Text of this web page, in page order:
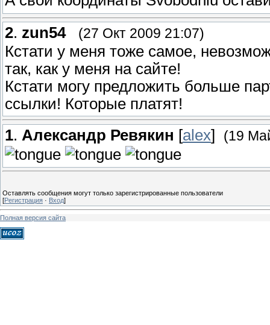
2. zun54 (27 Окт 2009 21:07)
Кстати у меня тоже самое,
так, как у меня на сайте!
Кстати могу предложить больше
ссылки! Которые платят!
1. Александр Ревякин [alex] (19
Оставлять сообщения могут только зарегистрированные пользователи
[Регистрация · Вход]
Полная версия сайта